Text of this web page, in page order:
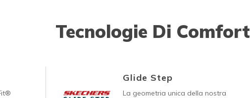
Tecnologie Di Comfort
Glide Step
La geometria unica della nostra